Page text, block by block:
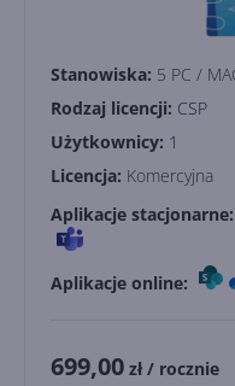
Stanowiska: 5 PC /
Rodzaj licencji: CSP
Użytkownicy: 1
Licencja: Komercyjna
Aplikacje stacjonarne:
Aplikacje online:
699,00 zł / rocznie